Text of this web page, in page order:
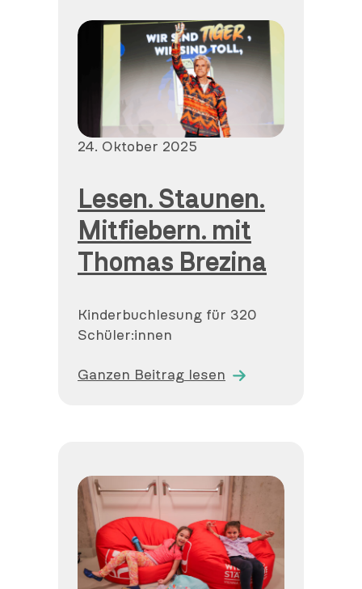
Veröffentlicht
24. Oktober 2025
Lesen. Staunen.
Mitfiebern. mit
Thomas Brezina
Kinderbuchlesung für 320
Schüler:innen
Ganzen Beitrag lesen